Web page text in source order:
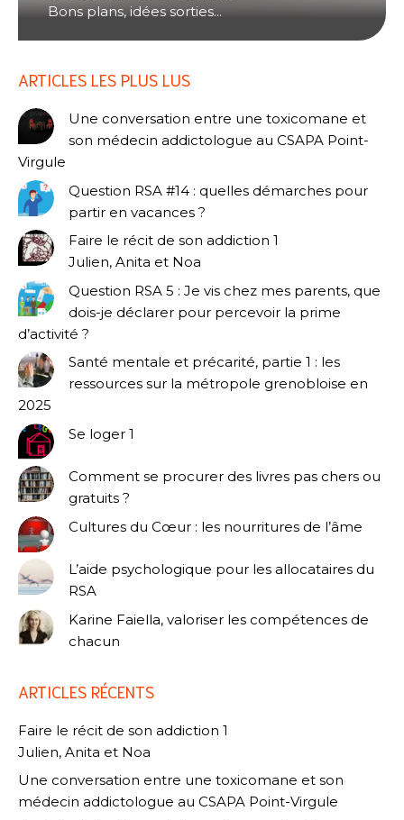
Bons plans, idées sorties...
ARTICLES LES PLUS LUS
Une conversation entre une toxicomane et
son médecin addictologue au CSAPA Point-
Virgule
Question RSA #14 : quelles démarches pour
partir en vacances ?
Faire le récit de son addiction 1
Julien, Anita et Noa
Question RSA 5 : Je vis chez mes parents, que
dois-je déclarer pour percevoir la prime
d’activité ?
Santé mentale et précarité, partie 1 : les
ressources sur la métropole grenobloise en
2025
Se loger 1
Comment se procurer des livres pas chers ou
gratuits ?
Cultures du Cœur : les nourritures de l’âme
L’aide psychologique pour les allocataires du
RSA
Karine Faiella, valoriser les compétences de
chacun
ARTICLES RÉCENTS
Faire le récit de son addiction 1
Julien, Anita et Noa
Une conversation entre une toxicomane et son
médecin addictologue au CSAPA Point-Virgule